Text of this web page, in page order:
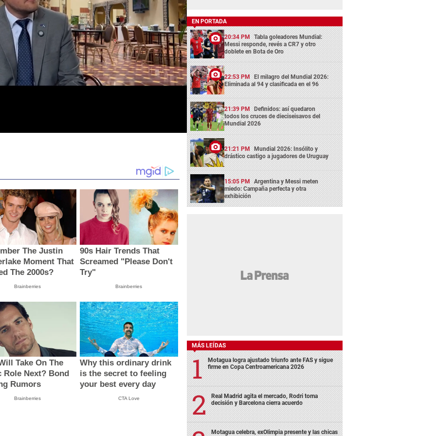
The Justin
Moment That
The 2000s?
Brainberries
90s Hair Trends That
Screamed "Please Don't
Try"
Brainberries
Take On The
Role Next? Bond
Rumors
Brainberries
Why this ordinary drink
is the secret to feeling
your best every day
CTA Love
EN PORTADA
20:34 PM Tabla goleadores Mundial:
Messi responde, revés a CR7 y otro
doblete en Bota de Oro
22:53 PM El milagro del Mundial 2026:
Eliminada al 94 y clasificada en el 96
21:39 PM Definidos: así quedaron
todos los cruces de dieciseisavos del
Mundial 2026
21:21 PM Mundial 2026: Insólito y
drástico castigo a jugadores de Uruguay
15:05 PM Argentina y Messi meten
miedo: Campaña perfecta y otra
exhibición
MÁS LEÍDAS
Motagua logra ajustado triunfo ante FAS y sigue
firme en Copa Centroamericana 2026
Real Madrid agita el mercado, Rodri toma
decisión y Barcelona cierra acuerdo
Motagua celebra, exOlimpia presente y las chicas